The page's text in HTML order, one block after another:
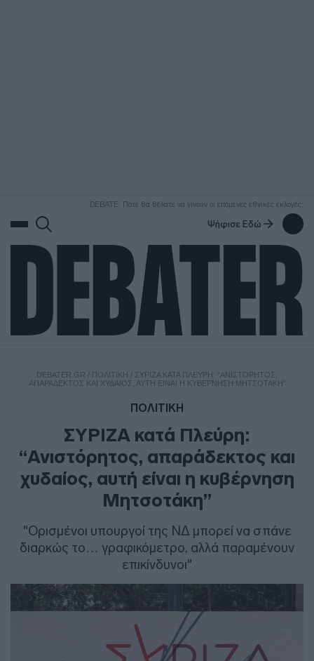
DEBATE: Πότε θα θέλατε να γίνουν οι επόμενες εθνικές εκλογές;
Ψήφισε Εδώ
DEBATER.GR / ΠΟΛΙΤΙΚΗ / ΣΥΡΙΖΑ ΚΑΤΆ ΠΛΕΎΡΗ: “ΑΝΙΣΤΌΡΗΤΟΣ,
ΑΠΑΡΆΔΕΚΤΟΣ ΚΑΙ ΧΥΔΑΊΟΣ, ΑΥΤΉ ΕΊΝΑΙ Η ΚΥΒΈΡΝΗΣΗ ΜΗΤΣΟΤΆΚΗ”
ΠΟΛΙΤΙΚΗ
ΣΥΡΙΖΑ κατά Πλεύρη:
“Ανιστόρητος, απαράδεκτος και
χυδαίος, αυτή είναι η κυβέρνηση
Μητσοτάκη”
"Ορισμένοι υπουργοί της ΝΔ μπορεί να σπάνε
διαρκώς το… γραφικόμετρο, αλλά παραμένουν
επικίνδυνοι"